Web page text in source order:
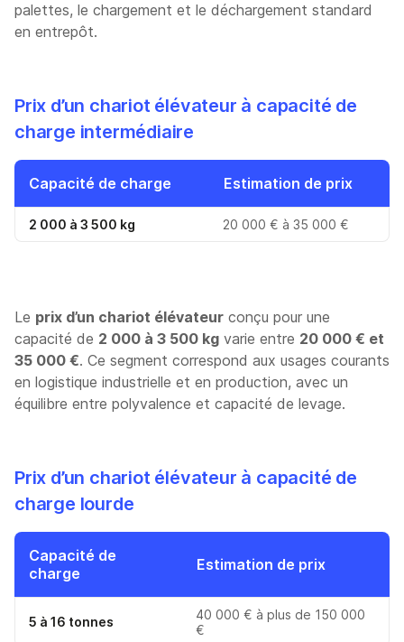
palettes, le chargement et le déchargement standard
en entrepôt.
Prix d’un chariot élévateur à capacité de
charge intermédiaire
Capacité de charge Estimation de prix
2 000 à 3 500 kg 20 000 € à 35 000 €
Le prix d’un chariot élévateur conçu pour une
capacité de 2 000 à 3 500 kg varie entre 20 000 € et
35 000 €. Ce segment correspond aux usages courants
en logistique industrielle et en production, avec un
équilibre entre polyvalence et capacité de levage.
Prix d’un chariot élévateur à capacité de
charge lourde
Capacité de
charge
Estimation de prix
5 à 16 tonnes
40 000 € à plus de 150 000
€